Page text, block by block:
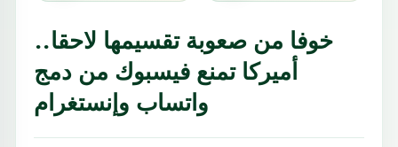
خوفا من صعوبة تقسيمها لاحقا..
أميركا تمنع فيسبوك من دمج
واتساب وإنستغرام